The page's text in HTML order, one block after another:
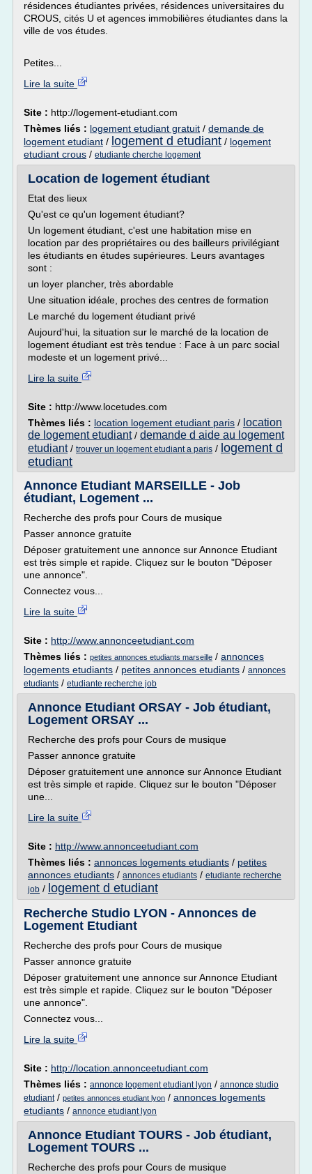
résidences étudiantes privées, résidences universitaires du
CROUS, cités U et agences immobilières étudiantes dans la
ville de vos études.
Petites...
Lire la suite
Site : http://logement-etudiant.com
Thèmes liés : logement etudiant gratuit / demande de
logement etudiant / logement d etudiant / logement
etudiant crous / etudiante cherche logement
Location de logement étudiant
Etat des lieux
Qu'est ce qu'un logement étudiant?
Un logement étudiant, c'est une habitation mise en
location par des propriétaires ou des bailleurs privilégiant
les étudiants en études supérieures. Leurs avantages
sont :
un loyer plancher, très abordable
Une situation idéale, proches des centres de formation
Le marché du logement étudiant privé
Aujourd'hui, la situation sur le marché de la location de
logement étudiant est très tendue : Face à un parc social
modeste et un logement privé...
Lire la suite
Site : http://www.locetudes.com
Thèmes liés : location logement etudiant paris / location
de logement etudiant/ demande d aide au logement
etudiant/ trouver un logement etudiant a paris / logement d
etudiant
Annonce Etudiant MARSEILLE - Job
étudiant, Logement ...
Recherche des profs pour Cours de musique
Passer annonce gratuite
Déposer gratuitement une annonce sur Annonce Etudiant
est très simple et rapide. Cliquez sur le bouton "Déposer
une annonce".
Connectez vous...
Lire la suite
Site : http://www.annonceetudiant.com
Thèmes liés : petites annonces etudiants marseille / annonces
logements etudiants / petites annonces etudiants / annonces
etudiants / etudiante recherche job
Annonce Etudiant ORSAY - Job étudiant,
Logement ORSAY ...
Recherche des profs pour Cours de musique
Passer annonce gratuite
Déposer gratuitement une annonce sur Annonce Etudiant
est très simple et rapide. Cliquez sur le bouton "Déposer
une...
Lire la suite
Site : http://www.annonceetudiant.com
Thèmes liés : annonces logements etudiants / petites
annonces etudiants / annonces etudiants / etudiante recherche
job / logement d etudiant
Recherche Studio LYON - Annonces de
Logement Etudiant
Recherche des profs pour Cours de musique
Passer annonce gratuite
Déposer gratuitement une annonce sur Annonce Etudiant
est très simple et rapide. Cliquez sur le bouton "Déposer
une annonce".
Connectez vous...
Lire la suite
Site : http://location.annonceetudiant.com
Thèmes liés : annonce logement etudiant lyon / annonce studio
etudiant/ petites annonces etudiant lyon / annonces logements
etudiants / annonce etudiant lyon
Annonce Etudiant TOURS - Job étudiant,
Logement TOURS ...
Recherche des profs pour Cours de musique